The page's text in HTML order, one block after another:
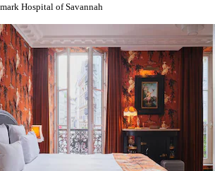
Hospital of Savannah